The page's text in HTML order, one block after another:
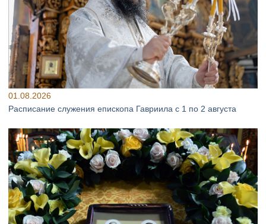
01.08.2026
Расписание служения епископа Гавриила с 1 по 2 августа